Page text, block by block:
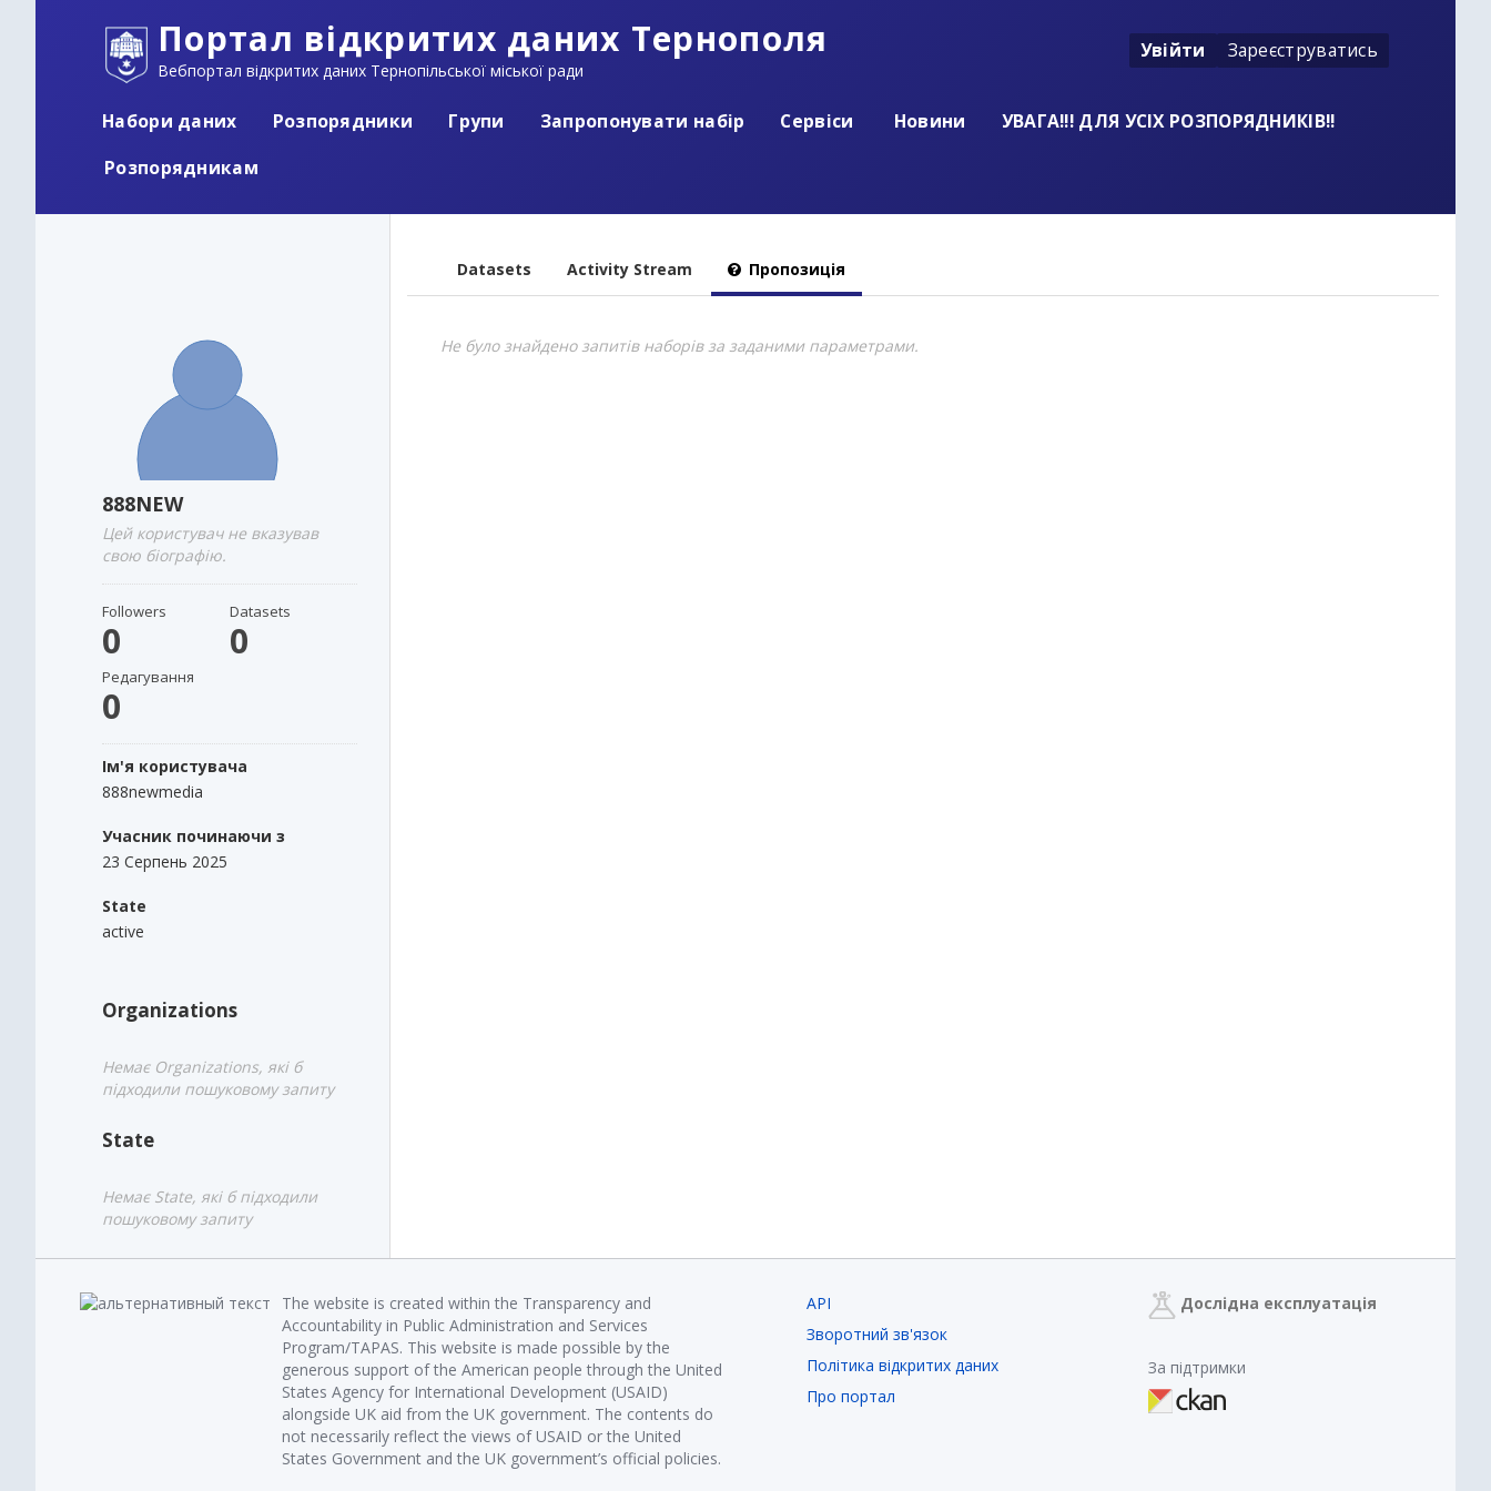
Портал відкритих даних Тернополя
Вебпортал відкритих даних Тернопільської міської ради
Увійти Зареєструватись
Набори даних Розпорядники Групи Запропонувати набір Сервіси Новини
УВАГА!!! ДЛЯ УСІХ РОЗПОРЯДНИКІВ!!
Розпорядникам
888NEW
Цей користувач не вказував
свою біографію.
Followers
0
Datasets
0
Редагування
0
Ім'я користувача
888newmedia
Учасник починаючи з
23 Серпень 2025
State
active
Organizations
Немає Organizations, які б
підходили пошуковому запиту
State
Немає State, які б підходили
пошуковому запиту
Datasets Activity Stream Пропозиція
Не було знайдено запитів наборів за заданими параметрами.
The website is created within the Transparency and
Accountability in Public Administration and Services
Program/TAPAS. This website is made possible by the
generous support of the American people through the United
States Agency for International Development (USAID)
alongside UK aid from the UK government. The contents do
not necessarily reflect the views of USAID or the United
States Government and the UK government’s official policies.
API
Зворотний зв'язок
Політика відкритих даних
Про портал
Дослідна експлуатація
За підтримки